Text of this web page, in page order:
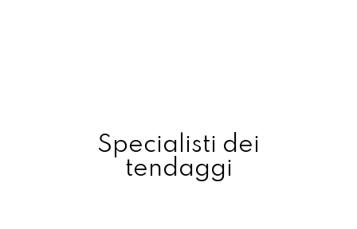
Specialisti dei
tendaggi